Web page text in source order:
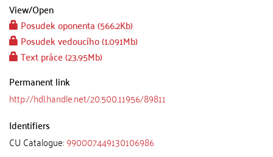
View/Open
Posudek oponenta (566.2Kb)
Posudek vedoucího (1.091Mb)
Text práce (23.95Mb)
Permanent link
http://hdl.handle.net/20.500.11956/89811
Identifiers
CU Catalogue:990007449130106986